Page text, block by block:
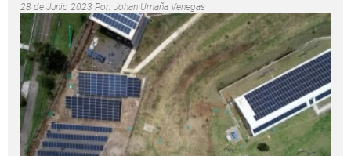
28 de Junio 2023 Por: Johan Umaña Venegas